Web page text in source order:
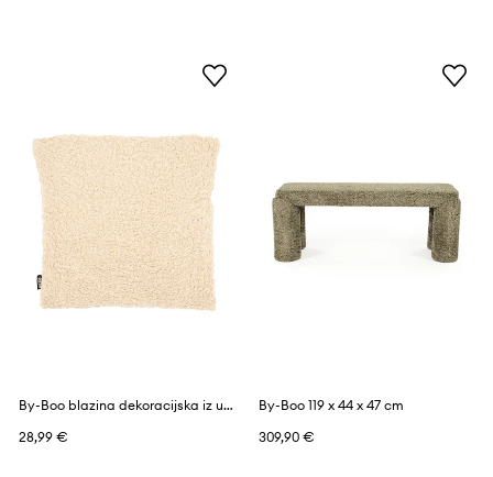
By-Boo blazina dekoracijska iz umetne mase 45 x 45 x 12 cm
28,99 €
By-Boo 119 x 44 x 47 cm
309,90 €